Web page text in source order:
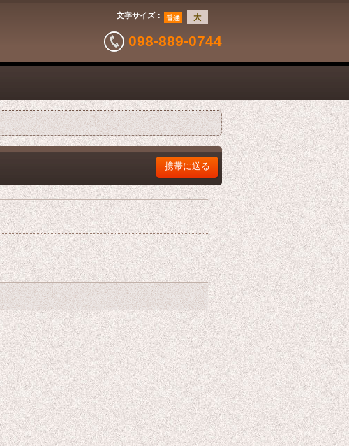
文字サイズ：
098-889-0744
携帯に送る